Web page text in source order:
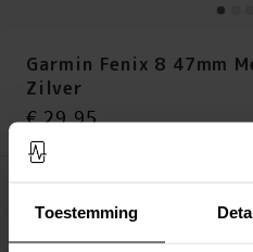
Toestemming
Garmin Fenix 8 47mm
Zilver
Prijs:€ 29,95
€ 29,95